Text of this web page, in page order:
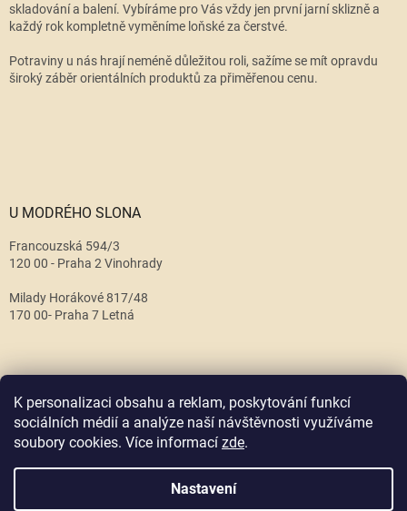
K personalizaci obsahu a reklam, poskytování funkcí
sociálních médií a analýze naší návštěvnosti využíváme
soubory cookies. Více informací zde.
Nastavení
skladování a balení. Vybíráme pro Vás vždy jen první jarní sklizně a
každý rok kompletně vyměníme loňské za čerstvé.
Potraviny u nás hrají neméně důležitou roli, sažíme se mít opravdu
široký záběr orientálních produktů za přiměřenou cenu.
U MODRÉHO SLONA
Francouzská 594/3
120 00 - Praha 2 Vinohrady
Milady Horákové 817/48
170 00- Praha 7 Letná